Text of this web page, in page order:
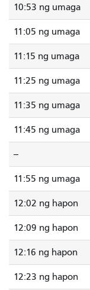
10:53 ng umaga
11:05 ng umaga
11:15 ng umaga
11:25 ng umaga
11:35 ng umaga
11:45 ng umaga
--
11:55 ng umaga
12:02 ng hapon
12:09 ng hapon
12:16 ng hapon
12:23 ng hapon